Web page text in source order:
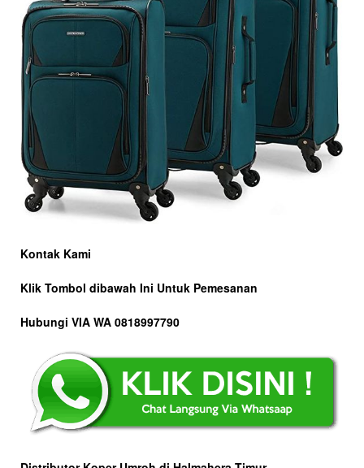
Kontak Kami
Klik Tombol dibawah Ini Untuk Pemesanan
Hubungi VIA WA 0818997790